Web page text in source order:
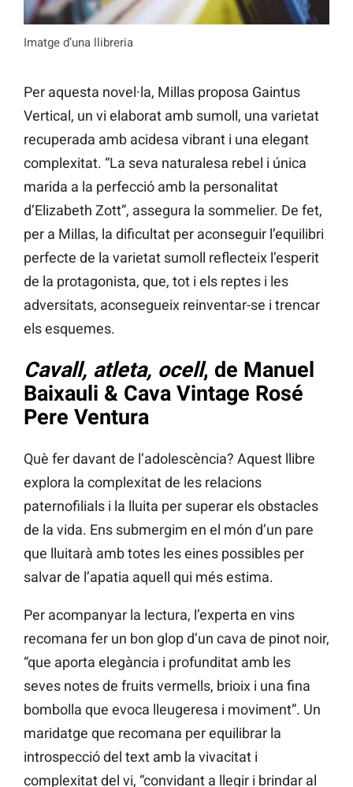
Imatge d’una llibreria
Per aquesta novel·la, Millas proposa Gaintus
Vertical, un vi elaborat amb sumoll, una varietat
recuperada amb acidesa vibrant i una elegant
complexitat. “La seva naturalesa rebel i única
marida a la perfecció amb la personalitat
d’Elizabeth Zott”, assegura la sommelier. De fet,
per a Millas, la dificultat per aconseguir l’equilibri
perfecte de la varietat sumoll reflecteix l’esperit
de la protagonista, que, tot i els reptes i les
adversitats, aconsegueix reinventar-se i trencar
els esquemes.
Cavall, atleta, ocell, de Manuel
Baixauli & Cava Vintage Rosé
Pere Ventura
Què fer davant de l’adolescència? Aquest llibre
explora la complexitat de les relacions
paternofilials i la lluita per superar els obstacles
de la vida. Ens submergim en el món d’un pare
que lluitarà amb totes les eines possibles per
salvar de l’apatia aquell qui més estima.
Per acompanyar la lectura, l’experta en vins
recomana fer un bon glop d’un cava de pinot noir,
“que aporta elegància i profunditat amb les
seves notes de fruits vermells, brioix i una fina
bombolla que evoca lleugeresa i moviment”. Un
maridatge que recomana per equilibrar la
introspecció del text amb la vivacitat i
complexitat del vi, “convidant a llegir i brindar al